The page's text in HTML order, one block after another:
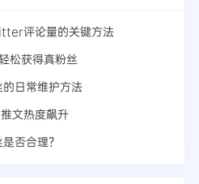
评论量的关键方法
松获得真粉丝
日常维护方法
文热度飙升
否合理？